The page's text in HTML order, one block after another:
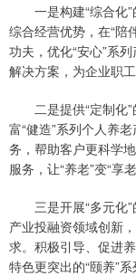
一是构建“综合化”
综合经营优势，在“陪
功夫，优化“安心”系
解决方案，为企业职
二是提供“定制化”
富“健造”系列个人养
务，帮助客户更科学
服务，让“养老”变“享老
三是开展“多元化”
产业投融资领域创新
求。积极引导、促进
特色更突出的“颐养”